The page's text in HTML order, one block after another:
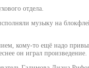
отдела.
музыку на
кому-то ещё надо
он играл произведение.